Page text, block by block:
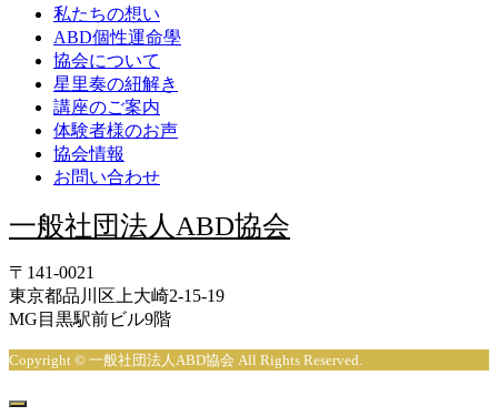
私たちの想い
ABD個性運命學
協会について
星里奏の紐解き
講座のご案内
体験者様のお声
協会情報
お問い合わせ
一般社団法人ABD協会
〒141-0021
東京都品川区上大崎2-15-19
MG目黒駅前ビル9階
Copyright © 一般社団法人ABD協会 All Rights Reserved.